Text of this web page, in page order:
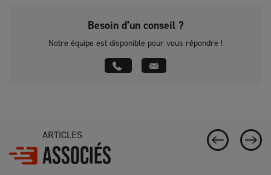
Besoin d’un conseil ?
Notre équipe est disponible pour vous répondre !
ARTICLES
ASSOCIÉS